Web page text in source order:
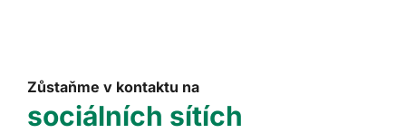
Zůstaňme v kontaktu na
sociálních sítích